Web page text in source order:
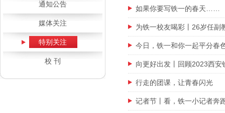
通知公告
媒体关注
特别关注
校 刊
如果你要写铁一的春天……
为铁一校友喝彩丨26岁任副
今日，铁一和你一起平分春
向更好出发丨回顾2023西
行走的团课，让青春闪光
记者节丨看，铁一小记者奔